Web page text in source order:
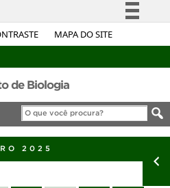
MAPA DO SITE
Simplifique!
Acesso à informação
Legislação
Canais
de Biologia
2025